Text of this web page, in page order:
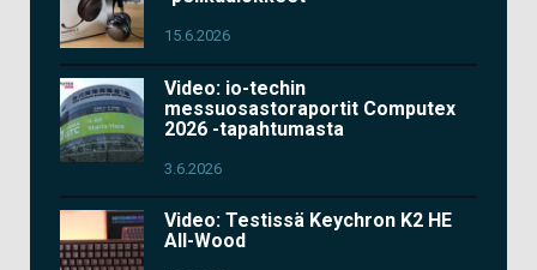
15.6.2026
Video: io-techin
messuosastoraportit Computex
2026 -tapahtumasta
3.6.2026
Video: Testissä Keychron K2 HE
All-Wood